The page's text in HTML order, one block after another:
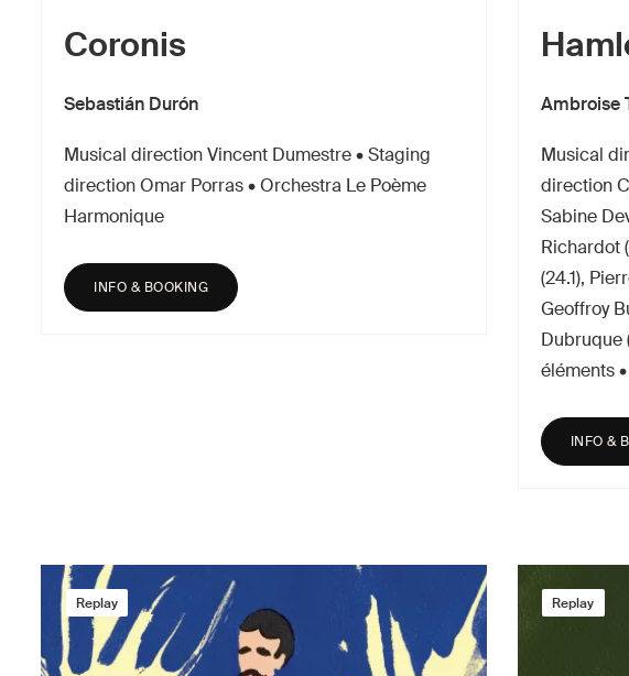
Coronis
Sebastián Durón
Musical direction Vincent Dumestre • Staging
direction Omar Porras • Orchestra Le Poème
Harmonique
INFO & BOOKING
Ambroise
Musical
direction
Sabine
Richardot
(24.1),
Geoffroy
Dubruque
éléments
INFO &
Replay Replay